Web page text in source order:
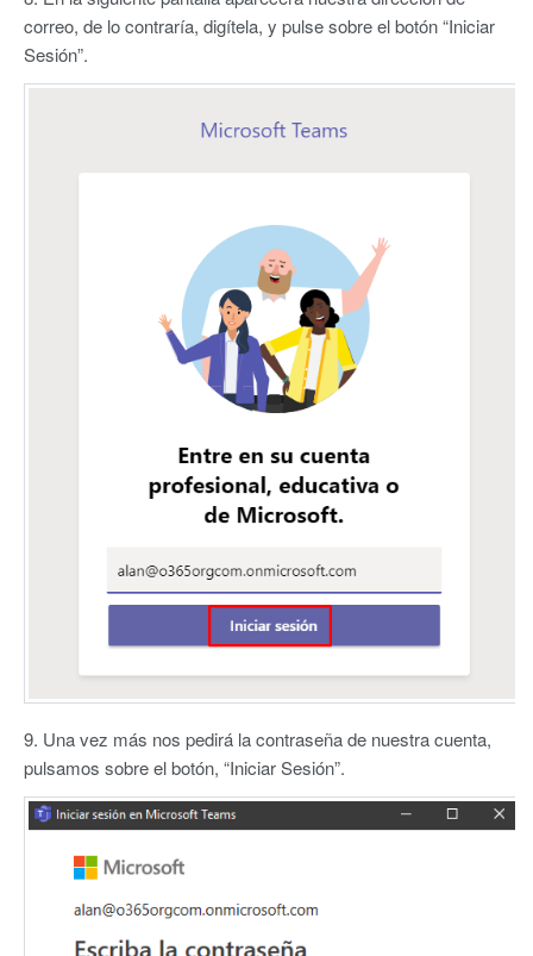
correo, de lo contraría, digítela, y pulse sobre el botón “Iniciar
Sesión”.
9. Una vez más nos pedirá la contraseña de nuestra cuenta,
pulsamos sobre el botón, “Iniciar Sesión”.